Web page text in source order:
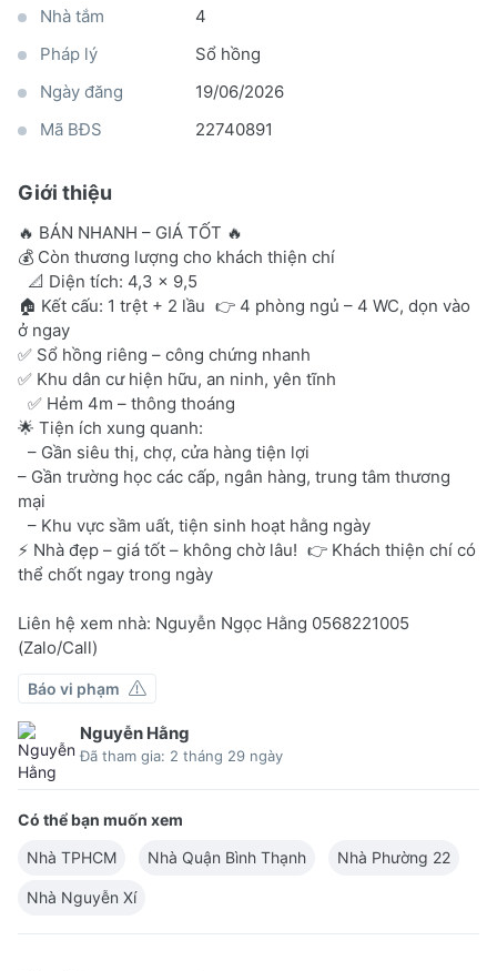
Nhà tắm
4
Pháp lý
Sổ hồng
Ngày đăng
19/06/2026
Mã BĐS
22740891
Giới thiệu
🔥 BÁN NHANH – GIÁ TỐT 🔥
💰 Còn thương lượng cho khách thiện chí
📐 Diện tích: 4,3 x 9,5
🏠 Kết cấu: 1 trệt + 2 lầu 👉 4 phòng ngủ – 4 WC, dọn vào
ở ngay
✅ Sổ hồng riêng – công chứng nhanh
✅ Khu dân cư hiện hữu, an ninh, yên tĩnh
✅ Hẻm 4m – thông thoáng
🌟 Tiện ích xung quanh:
– Gần siêu thị, chợ, cửa hàng tiện lợi
– Gần trường học các cấp, ngân hàng, trung tâm thương
mại
– Khu vực sầm uất, tiện sinh hoạt hằng ngày
⚡ Nhà đẹp – giá tốt – không chờ lâu! 👉 Khách thiện chí có
thể chốt ngay trong ngày
Liên hệ xem nhà: Nguyễn Ngọc Hằng 0568221005
(Zalo/Call)
Báo vi phạm
Nguyễn Hằng
Đã tham gia: 2 tháng 29 ngày
Có thể bạn muốn xem
Nhà TPHCM
Nhà Quận Bình Thạnh Nhà Phường 22
Nhà Nguyễn Xí